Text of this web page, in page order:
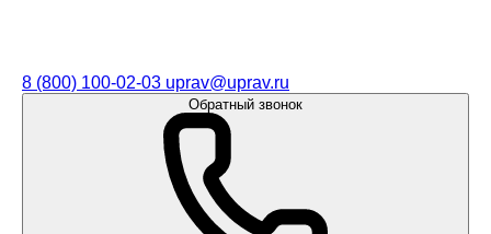
8 (800) 100-02-03 uprav@uprav.ru
Обратный звонок